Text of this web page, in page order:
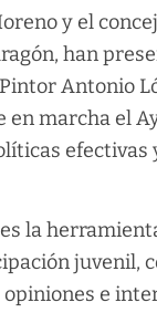
y el
han
Antonio
en marcha el
efectivas
es la
juvenil,
e